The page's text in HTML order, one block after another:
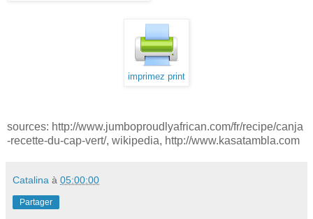
imprimez print
sources: http://www.jumboproudlyafrican.com/fr/recipe/canja
-recette-du-cap-vert/, wikipedia, http://www.kasatambla.com
Catalina à 05:00:00
Partager